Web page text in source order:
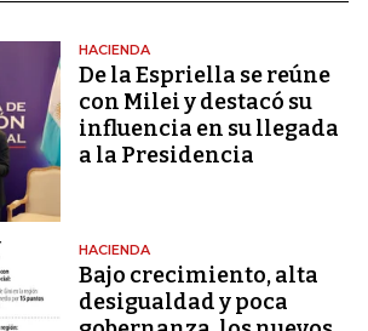
HACIENDA
De la Espriella se reúne
con Milei y destacó su
influencia en su llegada
a la Presidencia
HACIENDA
Bajo crecimiento, alta
desigualdad y poca